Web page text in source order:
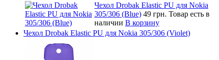
Чехол Drobak Elastic PU для Nokia
305/306 (Blue) 49 грн. Товар есть в
наличии В корзину
Чехол Drobak Elastic PU для Nokia 305/306 (Violet)